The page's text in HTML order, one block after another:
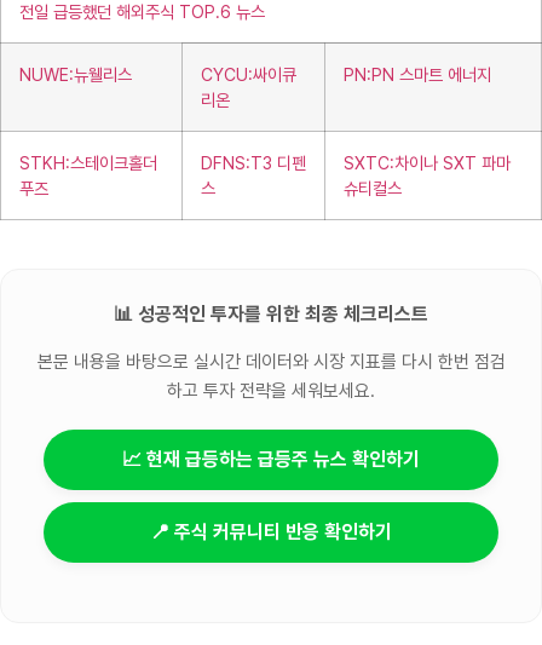
전일 급등했던 해외주식 TOP.6 뉴스
NUWE:뉴웰리스
CYCU:싸이큐
리온
PN:PN 스마트 에너지
STKH:스테이크홀더
푸즈
DFNS:T3 디펜
스
SXTC:차이나 SXT 파마
슈티컬스
📊 성공적인 투자를 위한 최종 체크리스트
본문 내용을 바탕으로 실시간 데이터와 시장 지표를 다시 한번 점검
하고 투자 전략을 세워보세요.
📈 현재 급등하는 급등주 뉴스 확인하기
📍 주식 커뮤니티 반응 확인하기